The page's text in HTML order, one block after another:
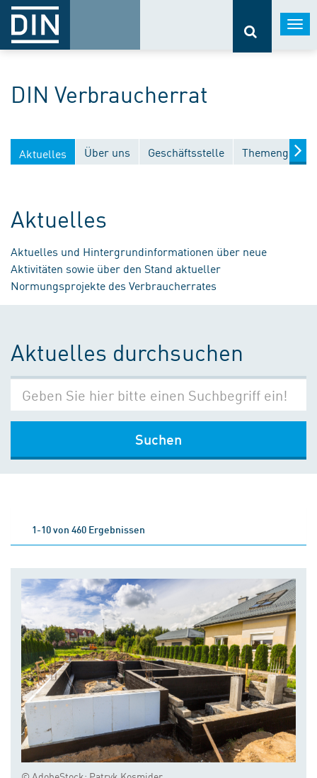
DIN Verbraucherrat
Aktuelles Über uns Geschäftsstelle
Aktuelles
Aktuelles und Hintergrundinformationen über neue
Aktivitäten sowie über den Stand aktueller
Normungsprojekte des Verbraucherrates
Aktuelles durchsuchen
Suchen
1-10 von 460 Ergebnissen